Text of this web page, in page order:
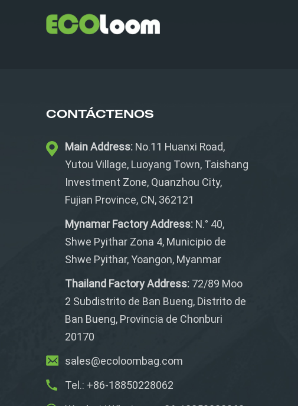
CONTÁCTENOS
Main Address: No.11 Huanxi Road,
Yutou Village, Luoyang Town, Taishang
Investment Zone, Quanzhou City,
Fujian Province, CN, 362121
Mynamar Factory Address: N.° 40,
Shwe Pyithar Zona 4, Municipio de
Shwe Pyithar, Yoangon, Myanmar
Thailand Factory Address: 72/89 Moo
2 Subdistrito de Ban Bueng, Distrito de
Ban Bueng, Provincia de Chonburi
20170
sales@ecoloombag.com
Tel.: +86-18850228062